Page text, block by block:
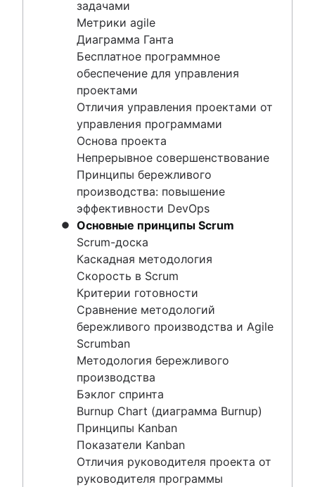
Непрерывное совершенствование
Принципы бережливого производства:
повышение эффективности DevOps
Основные принципы Scrum
Scrum-доска
Каскадная методология
Скорость в Scrum
Критерии готовности
Сравнение методологий бережливого
производства и Agile
Scrumban
Методология бережливого производства
Бэклог спринта
Burnup Chart (диаграмма Burnup)
Принципы Kanban
Показатели Kanban
Отличия руководителя проекта от
руководителя программы
Примеры диаграммы Ганта
Критерии готовности работы
Ведение бэклога
Бережливое улучшение процессов
Собрания по уточнению бэклога
Ценности Scrum
Объем работ
Инструменты Scrum
Инструменты для управления проектами по
методологии Agile
Программное обеспечение для автоматизации
задачами
Метрики agile
Диаграмма Ганта
Бесплатное программное
обеспечение для управления
проектами
Отличия управления проектами от
управления программами
Основа проекта
Непрерывное совершенствование
Принципы бережливого
производства: повышение
эффективности DevOps
Основные принципы Scrum
Scrum-доска
Каскадная методология
Скорость в Scrum
Критерии готовности
Сравнение методологий
бережливого производства и Agile
Scrumban
Методология бережливого
производства
Бэклог спринта
Burnup Chart (диаграмма Burnup)
Принципы Kanban
Показатели Kanban
Отличия руководителя проекта от
руководителя программы